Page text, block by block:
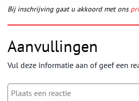
Bij inschrijving gaat u akkoord met ons
Aanvullingen
Vul deze informatie aan of geef een